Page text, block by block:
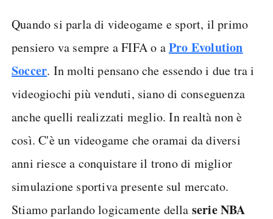
Quando si parla di videogame e sport, il primo
pensiero va sempre a FIFA o aPro Evolution
Soccer. In molti pensano che essendo i due tra i
videogiochi più venduti, siano di conseguenza
anche quelli realizzati meglio. In realtà non è
così. C'è un videogame che oramai da diversi
anni riesce a conquistare il trono di miglior
simulazione sportiva presente sul mercato.
Stiamo parlando logicamente della serie NBA